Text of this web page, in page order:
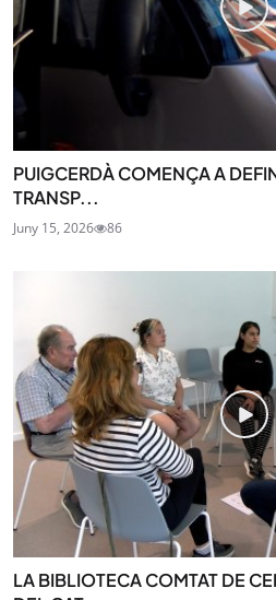
PUIGCERDÀ COMENÇA A
TRANSP...
Juny 15, 2026 86
LA BIBLIOTECA COMTAT DE